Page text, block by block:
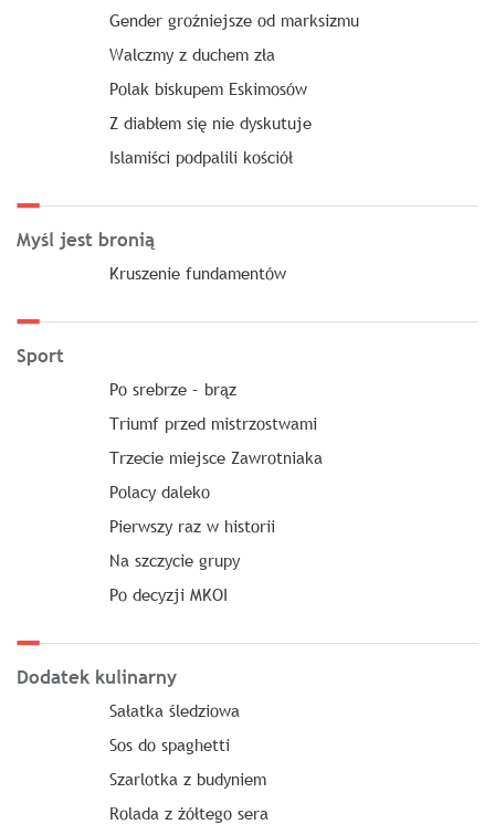
Gender groźniejsze od marksizmu
Walczmy z duchem zła
Polak biskupem Eskimosów
Z diabłem się nie dyskutuje
Islamiści podpalili kościół
Myśl jest bronią
Kruszenie fundamentów
Sport
Po srebrze – brąz
Triumf przed mistrzostwami
Trzecie miejsce Zawrotniaka
Polacy daleko
Pierwszy raz w historii
Na szczycie grupy
Po decyzji MKOI
Dodatek kulinarny
Sałatka śledziowa
Sos do spaghetti
Szarlotka z budyniem
Rolada z żółtego sera